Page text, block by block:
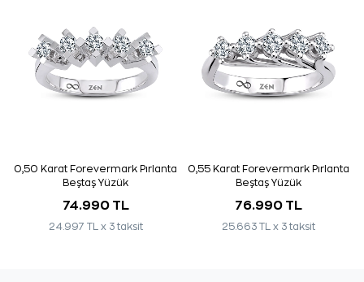
0,50 Karat Forevermark Pırlanta
Beştaş Yüzük
74.990 TL
24.997 TL x 3 taksit
0,55 Karat Forevermark Pırlanta
Beştaş Yüzük
76.990 TL
25.663 TL x 3 taksit